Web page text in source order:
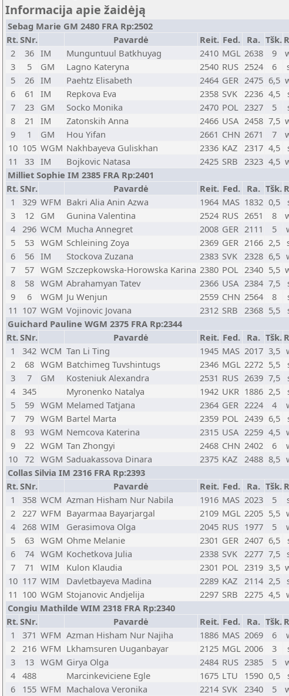
Informacija apie žaidėją
Sebag Marie GM 2480 FRA Rp:2502
Rt.SNr. Pavardė Reit. Fed. Ra. Tšk.
2
36 IM Munguntuul Batkhuyag 2410 MGL 2638 9
3
5 GM Lagno Kateryna 2540 RUS 2524 6
5
26 IM Paehtz Elisabeth 2464 GER 2475 6,5
6
61 IM Repkova Eva 2358 SVK 2236 4,5
7
23 GM Socko Monika 2470 POL 2327 5
8
21 IM Zatonskih Anna 2466 USA 2458 7,5
9
1 GM Hou Yifan 2661 CHN 2671 7
10 105 WGM Nakhbayeva Guliskhan 2336 KAZ 2317 4,5
11
33 IM Bojkovic Natasa 2425 SRB 2323 4,5
Milliet Sophie IM 2385 FRA Rp:2401
Rt.SNr. Pavardė Reit. Fed. Ra. Tšk.
1
329 WFM Bakri Alia Anin Azwa 1964 MAS 1832 0,5
3
12 GM Gunina Valentina 2524 RUS 2651 8
4
296 WCM Mucha Annegret 2008 GER 2111 5
5
53 WGM Schleining Zoya 2369 GER 2166 2,5
6
56 IM Stockova Zuzana 2383 SVK 2328 6,5
7
57 WGM Szczepkowska-Horowska Karina 2380 POL 2340 5,5
8
58 WGM Abrahamyan Tatev 2366 USA 2384 7,5
9
6 WGM Ju Wenjun 2559 CHN 2564 8
11 107 WGM Vojinovic Jovana 2312 SRB 2368 5,5
Guichard Pauline WGM 2375 FRA Rp:2344
Rt.SNr. Pavardė Reit. Fed. Ra. Tšk.
1
342 WCM Tan Li Ting 1945 MAS 2017 3,5
2
68 WGM Batchimeg Tuvshintugs 2346 MGL 2272 5,5
3
7 GM Kosteniuk Alexandra 2531 RUS 2639 7,5
4
345 Myronenko Natalya 1942 UKR 1886 2,5
5
59 WGM Melamed Tatjana 2364 GER 2224 4
7
79 WGM Bartel Marta 2359 POL 2439 6,5
8
93 WGM Nemcova Katerina 2315 USA 2259 4,5
9
22 WGM Tan Zhongyi 2468 CHN 2402 6
10
72 WGM Saduakassova Dinara 2375 KAZ 2488 8,5
Collas Silvia IM 2316 FRA Rp:2393
Rt.SNr. Pavardė Reit. Fed. Ra. Tšk.
1
358 WCM Azman Hisham Nur Nabila 1916 MAS 2023 5
2
227 WFM Bayarmaa Bayarjargal 2109 MGL 2205 5,5
4
268 WIM Gerasimova Olga 2045 RUS 1977 5
5
63 WGM Ohme Melanie 2301 GER 2407 6,5
6
74 WGM Kochetkova Julia 2338 SVK 2277 7,5
7
71 WIM Kulon Klaudia 2301 POL 2319 3,5
10 117 WIM Davletbayeva Madina 2289 KAZ 2114 2,5
11 100 WGM Stojanovic Andjelija 2297 SRB 2275 4,5
Congiu Mathilde WIM 2318 FRA Rp:2340
Rt.SNr. Pavardė Reit. Fed. Ra. Tšk.
1
371 WFM Azman Hisham Nur Najiha 1886 MAS 2069 6
2
216 WFM Lkhamsuren Uuganbayar 2125 MGL 2006 3
3
13 WGM Girya Olga 2484 RUS 2385 5
4
488 Marcinkeviciene Egle 1675 LTU 1590 0,5
6
155 WFM Machalova Veronika 2214 SVK 2340 5